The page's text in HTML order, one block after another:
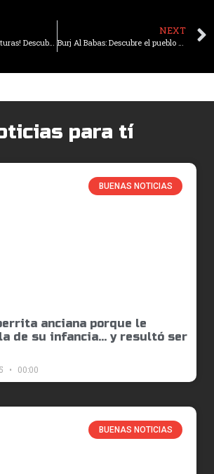
NEXT
para tí
BUENAS NOTICIAS
anciana porque le
de su infancia… y resultó ser
00:00
BUENAS NOTICIAS